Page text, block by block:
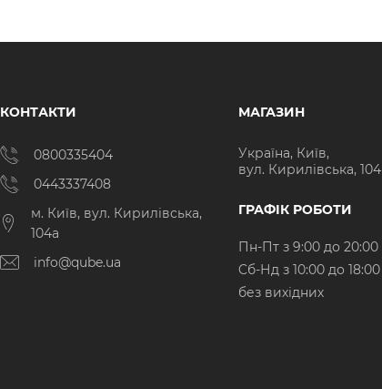
КОНТАКТИ
0800335404
0443337408
м. Київ, вул. Кирилівська,
104а
info@qube.ua
МАГАЗИН
Україна, Київ,
вул. Кирилівська, 104
ГРАФІК РОБОТИ
Пн-Пт з 9:00 до 20:00
Cб-Нд з 10:00 до 18:00
без вихідних